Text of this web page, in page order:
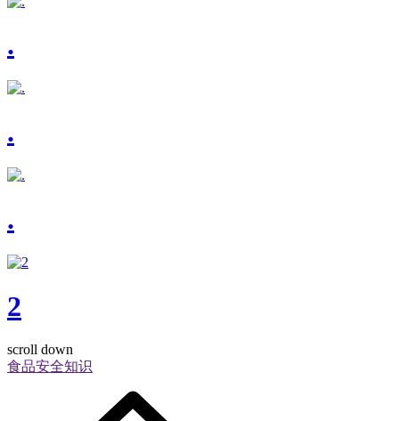
.
.
.
2
scroll down
食品安全知识